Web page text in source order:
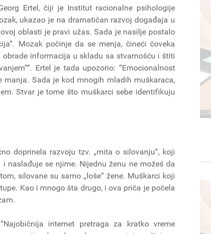
Ertel, čiji je Institut racionalne psihologije
ukazao je na dramatičan razvoj događaja u
oblasti je pravi užas. Sada je nasilje postalo
Mozak počinje da se menja, čineći čoveka
informacija u skladu sa stvarnošću i štiti
Ertel je tada upozorio: “Emocionalnost
Sada je kod mnogih mladih muškaraca,
Stvar je tome što muškarci sebe identifikuju
doprinela razvoju tzv. „mita o silovanju“, koji
naslađuje se njime. Nijednu ženu ne možeš da
silovane su samo „loše“ žene. Muškarci koji
Kao i mnogo šta drugo, i ova priča je počela
internet pretraga za kratko vreme